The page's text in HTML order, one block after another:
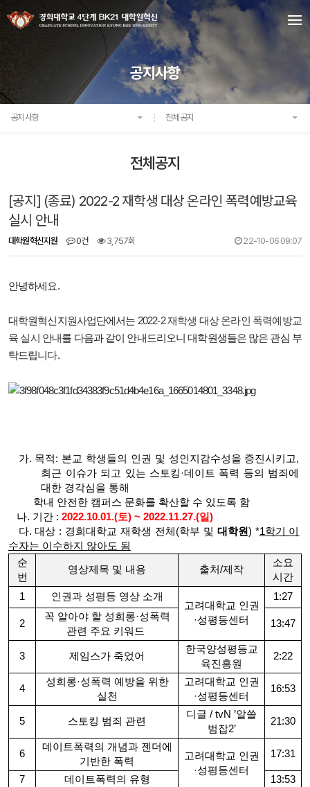
공지사항
공지사항 전체공지
전체공지
[공지] (종료) 2022-2 재학생 대상 온라인 폭력예방교육
실시 안내
대학원혁신지원 0건 3,757회 22-10-06 09:07
안녕하세요.
대학원혁신지원사업단에서는 2022-2 재학생 대상 온라인 폭력예방교
육 실시 안내를 다음과 같이 안내드리오니 대학원생들은 많은 관심 부
탁드립니다.
가. 목적: 본교 학생들의 인권 및 성인지감수성을 증진시키고,
최근 이슈가 되고 있는 스토킹·데이트 폭력 등의 범죄에
대한 경각심을 통해
학내 안전한 캠퍼스 문화를 확산할 수 있도록 함
나. 기간 : 2022.10.01.(토) ~ 2022.11.27.(일)
다. 대상 : 경희대학교 재학생 전체(학부 및 대학원) *1학기 이
수자는 이수하지 않아도 됨
순
번
영상제목 및 내용 출처/제작
소요
시간
1
인권과 성평등 영상 소개
고려대학교 인권
·성평등센터
1:27
2
꼭 알아야 할 성희롱·성폭력
관련 주요 키워드
13:47
3 제임스가 죽었어
한국양성평등교
육진흥원
2:22
4
성희롱·성폭력 예방을 위한
실천
고려대학교 인권
·성평등센터
16:53
5 스토킹 범죄 관련
디글 / tvN ’알쓸
범잡2’
21:30
6
데이트폭력의 개념과 젠더에
기반한 폭력
고려대학교 인권
·성평등센터
17:31
7 데이트폭력의 유형 13:53